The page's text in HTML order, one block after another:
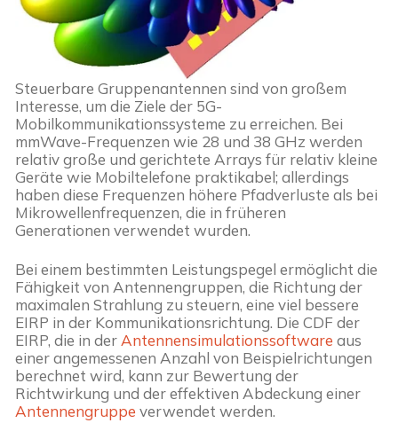
Steuerbare Gruppenantennen sind von großem
Interesse, um die Ziele der 5G-
Mobilkommunikationssysteme zu erreichen. Bei
mmWave-Frequenzen wie 28 und 38 GHz werden
relativ große und gerichtete Arrays für relativ kleine
Geräte wie Mobiltelefone praktikabel; allerdings
haben diese Frequenzen höhere Pfadverluste als bei
Mikrowellenfrequenzen, die in früheren
Generationen verwendet wurden.
Bei einem bestimmten Leistungspegel ermöglicht die
Fähigkeit von Antennengruppen, die Richtung der
maximalen Strahlung zu steuern, eine viel bessere
EIRP in der Kommunikationsrichtung. Die CDF der
EIRP, die in der Antennensimulationssoftware aus
einer angemessenen Anzahl von Beispielrichtungen
berechnet wird, kann zur Bewertung der
Antennengruppe verwendet werden.